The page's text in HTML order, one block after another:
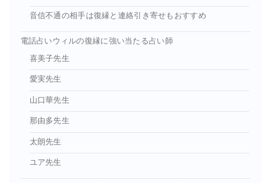
音信不通の相手は復縁と連絡引き寄せもおすすめ
電話占いウィルの復縁に強い当たる占い師
喜美子先生
愛実先生
山口華先生
那由多先生
太朗先生
ユア先生